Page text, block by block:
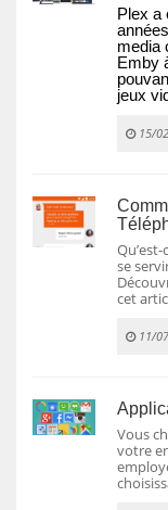
Plex a
media
Emby
jeux
15/
se
cet
11/
Vous
votre